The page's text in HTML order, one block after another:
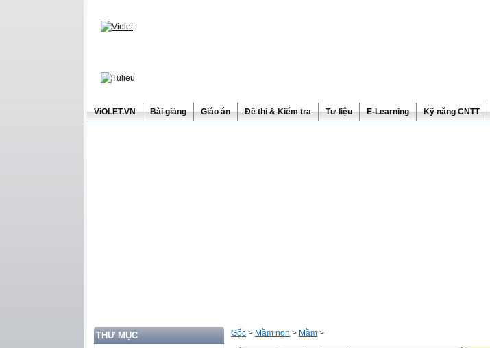
ViOLET.VN Bài giảng Giáo án Đề thi & Kiểm tra Tư liệu E-Learning Kỹ năng CNTT
THƯ MỤC Gốc > Mầm non > Mầm >